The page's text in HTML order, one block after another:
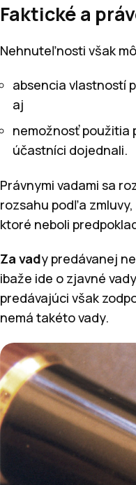
Faktické a
Nehnuteľnosti však
absencia vlastností
aj
nemožnosť použitia
účastníci dojednali.
Právnymi vadami sa
rozsahu podľa
ktoré neboli
Za vady predávanej
ibaže ide o zjavné
predávajúci však
nemá takéto vady.